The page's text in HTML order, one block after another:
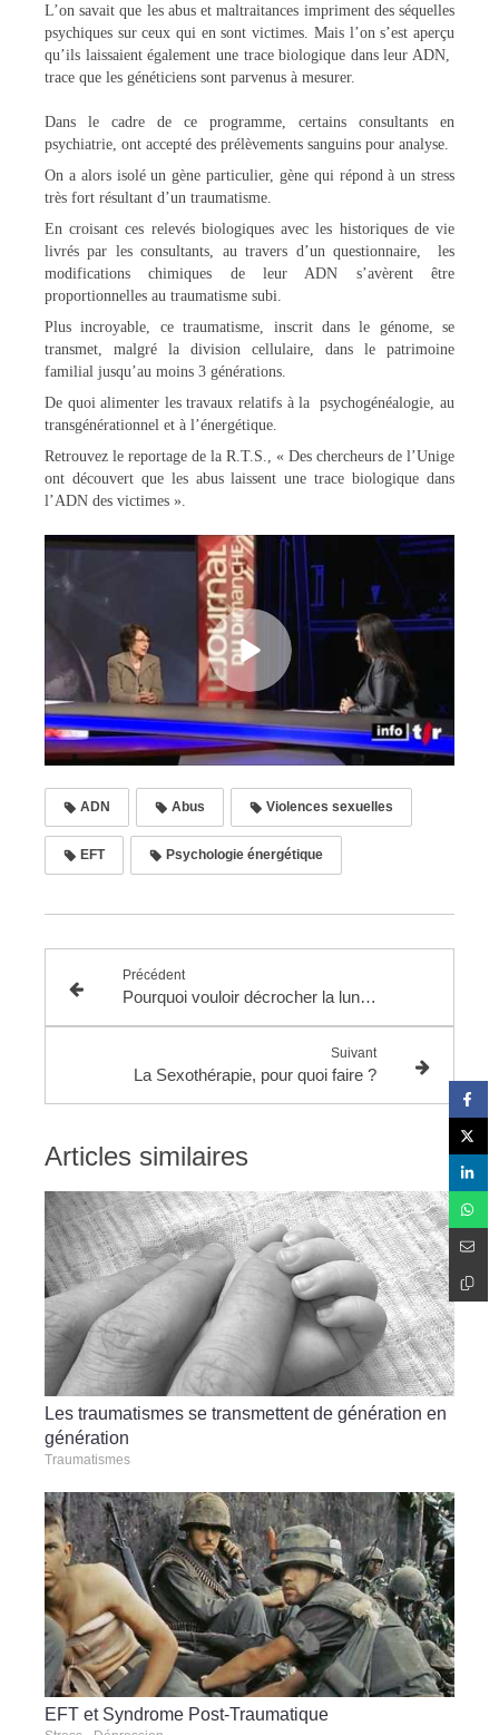
L’on savait que les abus et maltraitances impriment des séquelles
psychiques sur ceux qui en sont victimes. Mais l’on s’est aperçu
qu’ils laissaient également une trace biologique dans leur ADN,
trace que les généticiens sont parvenus à mesurer.
Dans le cadre de ce programme, certains consultants en
psychiatrie, ont accepté des prélèvements sanguins pour analyse.
On a alors isolé un gène particulier, gène qui répond à un stress
très fort résultant d’un traumatisme.
En croisant ces relevés biologiques avec les historiques de vie
livrés par les consultants, au travers d’un questionnaire, les
modifications chimiques de leur ADN s’avèrent être
proportionnelles au traumatisme subi.
Plus incroyable, ce traumatisme, inscrit dans le génome, se
transmet, malgré la division cellulaire, dans le patrimoine
familial jusqu’au moins 3 générations.
De quoi alimenter les travaux relatifs à la psychogénéalogie, au
transgénérationnel et à l’énergétique.
Retrouvez le reportage de la R.T.S., « Des chercheurs de l’Unige
ont découvert que les abus laissent une trace biologique dans
l’ADN des victimes ».
ADN Abus Violences sexuelles
EFT Psychologie énergétique
Précédent
Pourquoi vouloir décrocher la lune lorsque l'on a déjà les étoiles ?
Suivant
La Sexothérapie, pour quoi faire ?
Articles similaires
Les traumatismes se transmettent de génération en
génération
Traumatismes
EFT et Syndrome Post-Traumatique